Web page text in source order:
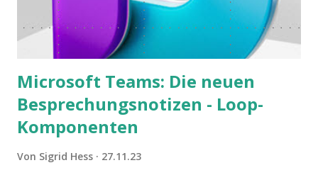
Microsoft Teams: Die neuen
Besprechungsnotizen - Loop-
Komponenten
Von Sigrid Hess 27.11.23